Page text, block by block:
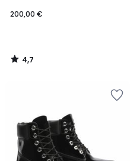
200,00 €
4,7
/